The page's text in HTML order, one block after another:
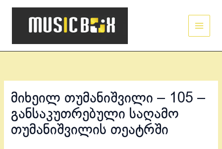
Skip
მიხეილ თუმანიშვილი – 105 –
განსაკუთრებული საღამო
თუმანიშვილის თეატრში